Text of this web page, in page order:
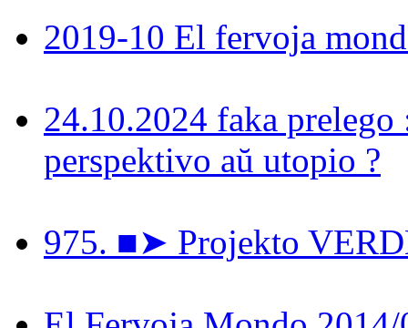
2019-10 El fervoja
24.10.2024 faka
perspektivo aŭ utopio ?
975. ■➤ Projekto